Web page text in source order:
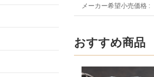
メーカー希望小売価格
おすすめ商品